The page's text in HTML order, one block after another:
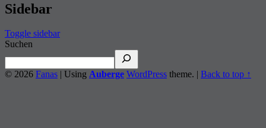
Sidebar
Toggle sidebar
Suchen
© 2026 Fanas | Using Auberge WordPress theme. | Back to top ↑